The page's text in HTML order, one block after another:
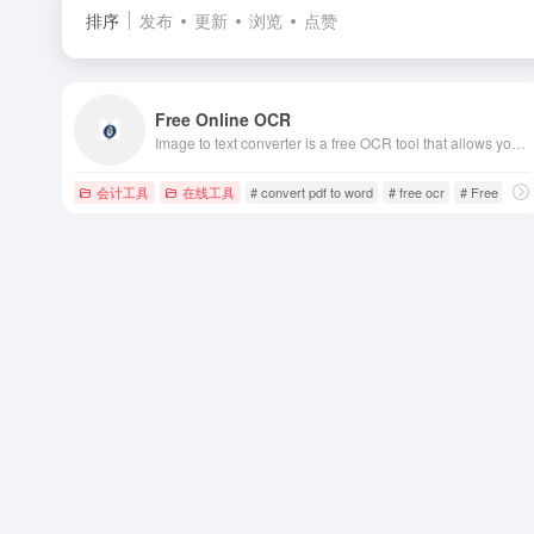
排序 发布 更新 浏览 点赞
Free Online OCR
会计工具 在线工具 # convert pdf to word # free ocr # Free